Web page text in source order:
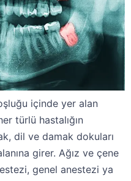
içinde yer alan
türlü hastalığın
dil ve damak dokuları
girer. Ağız ve çene
genel anestezi ya